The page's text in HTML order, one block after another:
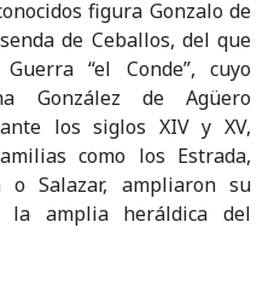
figura Gonzalo de
de Ceballos, del que
“el Conde”, cuyo
González de Agüero
los siglos XIV y XV,
como los Estrada,
o Salazar, ampliaron su
la amplia heráldica del